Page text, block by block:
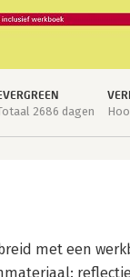
2686 dagen
met een